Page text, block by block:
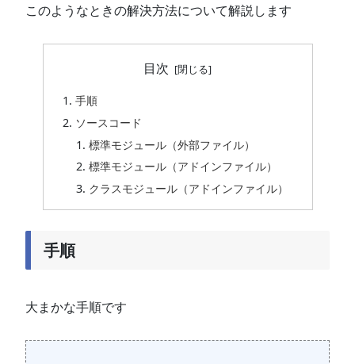
このようなときの解決方法について解説します
目次
手順
ソースコード
標準モジュール（外部ファイル）
標準モジュール（アドインファイル）
クラスモジュール（アドインファイル）
手順
大まかな手順です